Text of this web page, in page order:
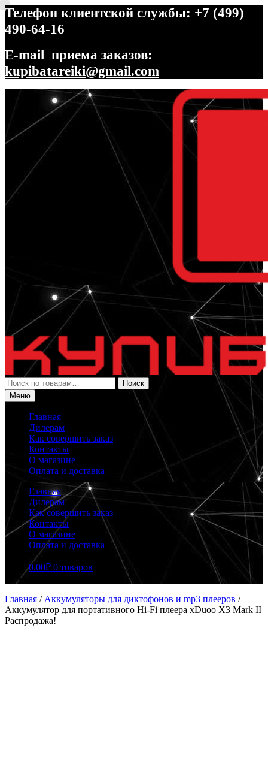
Телефон клиентской службы: +7 (499)
490-64-16
E-mail приема заказов:
kupibatareiki@gmail.com
Перейти
навигации
Перейти
содержимому
Искать:
Поиск
Меню
Главная
Дилерам
Как совершить заказ
Контакты
О магазине
Оплата и доставка
Главная
Дилерам
Как совершить заказ
Контакты
О магазине
Оплата и доставка
0.00₽ 0 товаров
Главная / Аккумуляторы для диктофонов и mp3 плееров /
Аккумулятор для портативного Hi-Fi плеера xDuoo X3 Mark II
Распродажа!